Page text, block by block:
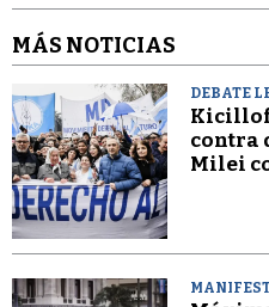
MÁS NOTICIAS
DEBATE
Kicillof
contra
Milei